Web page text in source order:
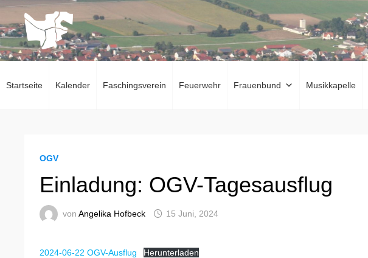
Zum
Inhalt
springen
Startseite Kalender Faschingsverein Feuerwehr Frauenbund Musikkapelle
OGV
Einladung: OGV-Tagesausflug
vonAngelika Hofbeck 15 Juni, 2024
2024-06-22 OGV-Ausflug Herunterladen